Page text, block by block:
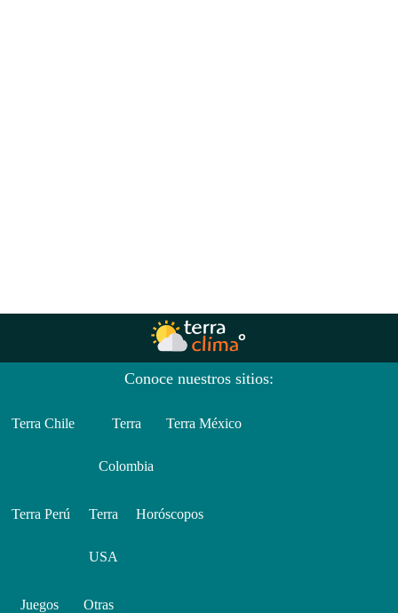
Conoce nuestros sitios:
Terra Chile Terra
Colombia
Terra México
Terra Perú Terra
USA
Horóscopos
Juegos Otras